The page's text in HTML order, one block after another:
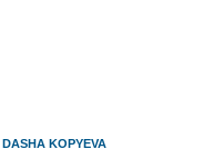
DASHA KOPYEVA